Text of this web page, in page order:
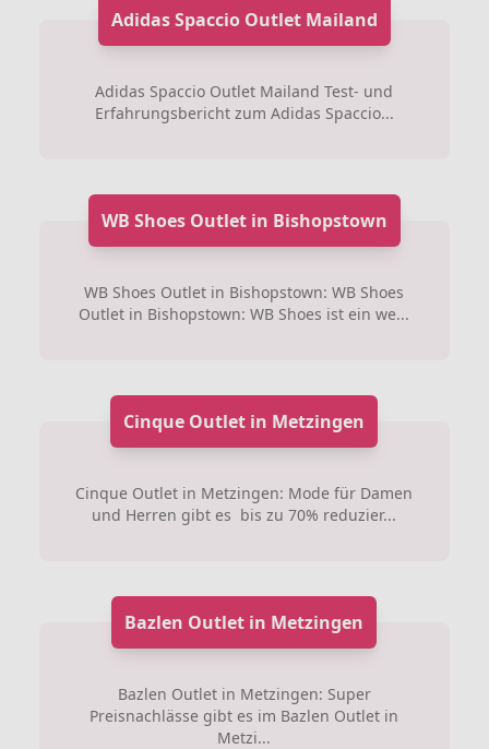
Adidas Spaccio Outlet Mailand
Adidas Spaccio Outlet Mailand Test- und
Erfahrungsbericht zum Adidas Spaccio...
WB Shoes Outlet in Bishopstown
WB Shoes Outlet in Bishopstown: WB Shoes
Outlet in Bishopstown: WB Shoes ist ein we...
Cinque Outlet in Metzingen
Cinque Outlet in Metzingen: Mode für Damen
und Herren gibt es bis zu 70% reduzier...
Bazlen Outlet in Metzingen
Bazlen Outlet in Metzingen: Super
Preisnachlässe gibt es im Bazlen Outlet in
Metzi...